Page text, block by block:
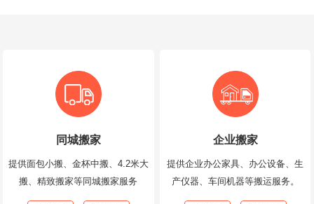
同城搬家
提供面包小搬、金杯中搬、4.2米大
搬、精致搬家等同城搬家服务
企业搬家
提供企业办公家具、办公设备、生
产仪器、车间机器等搬运服务。